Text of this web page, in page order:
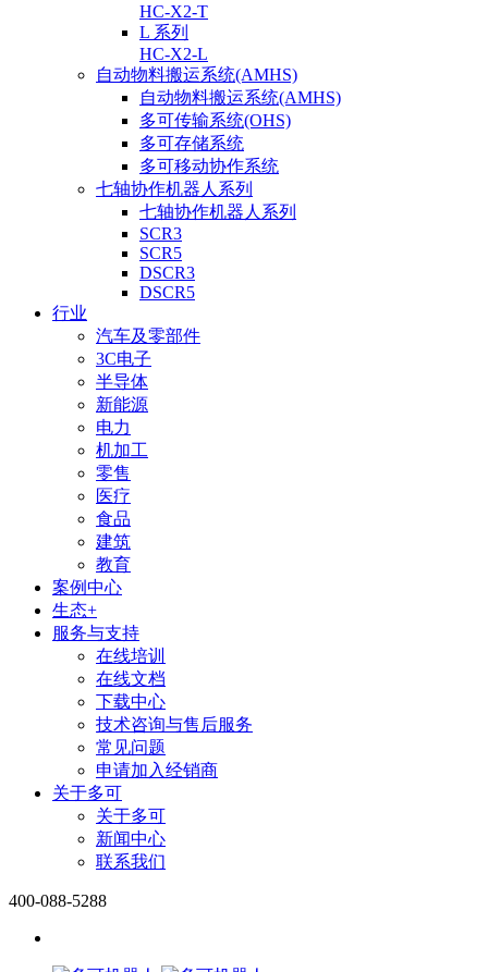
HC-X2-T
L 系列
HC-X2-L
自动物料搬运系统(AMHS)
自动物料搬运系统(AMHS)
多可传输系统(OHS)
多可存储系统
多可移动协作系统
七轴协作机器人系列
七轴协作机器人系列
SCR3
SCR5
DSCR3
DSCR5
行业
汽车及零部件
3C电子
半导体
新能源
电力
机加工
零售
医疗
食品
建筑
教育
案例中心
生态+
服务与支持
在线培训
在线文档
下载中心
技术咨询与售后服务
常见问题
申请加入经销商
关于多可
关于多可
新闻中心
联系我们
400-088-5288